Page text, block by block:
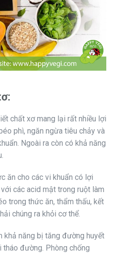
chất xơ mang lại rất nhiều lợi
phì, ngăn ngừa tiêu chảy và
Ngoài ra còn có khả năng
ăn cho các vi khuẩn có lợi
các acid mật trong ruột làm
trong thức ăn, thẩm thấu, kết
chúng ra khỏi cơ thể.
khả năng bị tăng đường huyết
tháo đường. Phòng chống